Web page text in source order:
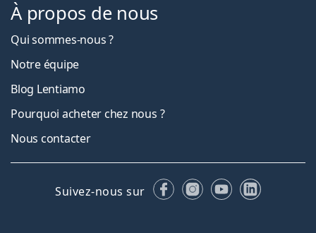
À propos de nous
Qui sommes-nous ?
Notre équipe
Blog Lentiamo
Pourquoi acheter chez nous ?
Nous contacter
Suivez-nous sur FacebookInstagram
YouTubeLinkedIn